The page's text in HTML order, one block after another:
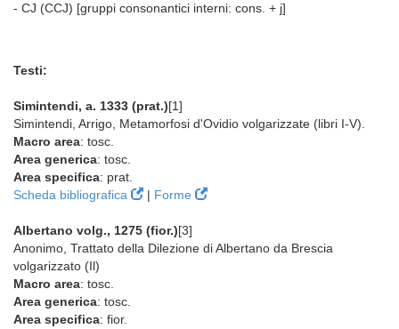
- CJ (CCJ) [gruppi consonantici interni: cons. + j]
Testi:
Simintendi, a. 1333 (prat.)[1]
Simintendi, Arrigo, Metamorfosi d'Ovidio volgarizzate (libri I-V).
Macro area: tosc.
Area generica: tosc.
Area specifica: prat.
Scheda bibliografica
| Forme
Albertano volg., 1275 (fior.)[3]
Anonimo, Trattato della Dilezione di Albertano da Brescia
volgarizzato (Il)
Macro area: tosc.
Area generica: tosc.
Area specifica: fior.